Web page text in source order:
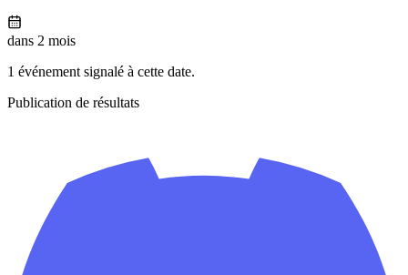
dans 2 mois
1 événement signalé à cette date.
Publication de résultats